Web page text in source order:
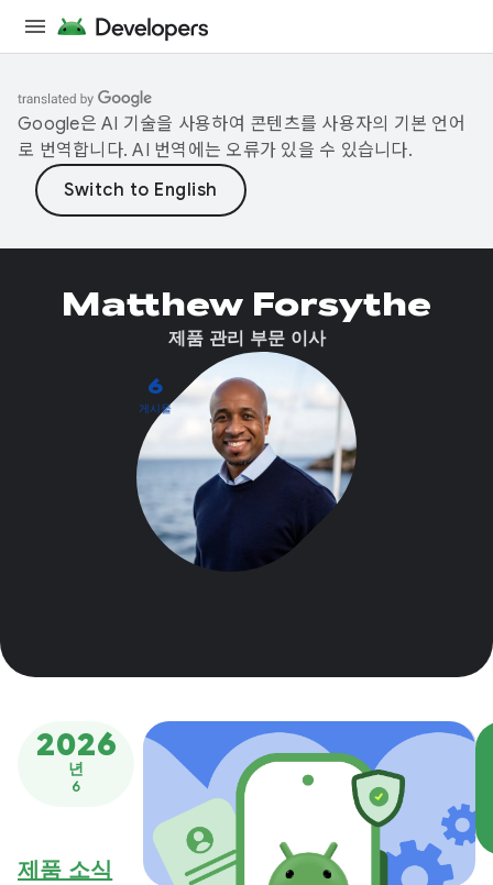
Google은 AI 기술을 사용하여 콘텐츠를 사용자의 기본 언어
로 번역합니다. AI 번역에는 오류가 있을 수 있습니다.
6
게시물
Matthew Forsythe
제품 관리 부문 이사
2026
년
6
제품 소식